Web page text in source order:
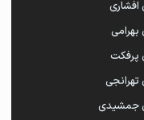
پرفکت
جمشیدی